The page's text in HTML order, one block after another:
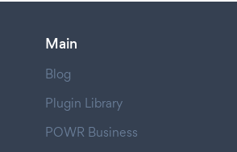
Main
Blog
Plugin Library
POWR Business